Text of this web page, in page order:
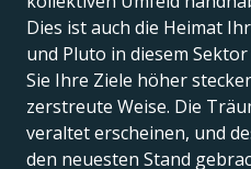
Dies ist auch die Heimat
und Pluto in diesem Sektor
Sie Ihre Ziele höher
zerstreute Weise. Die
veraltet erscheinen, und
den neuesten Stand